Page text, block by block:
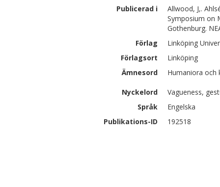
Publicerad i
Allwood, J,.
Symposium on
Gothenburg.
Förlag
Linköping
Förlagsort
Linköping
Ämnesord
Humaniora
Nyckelord
Vagueness,
Språk
Engelska
Publikations-ID
192518